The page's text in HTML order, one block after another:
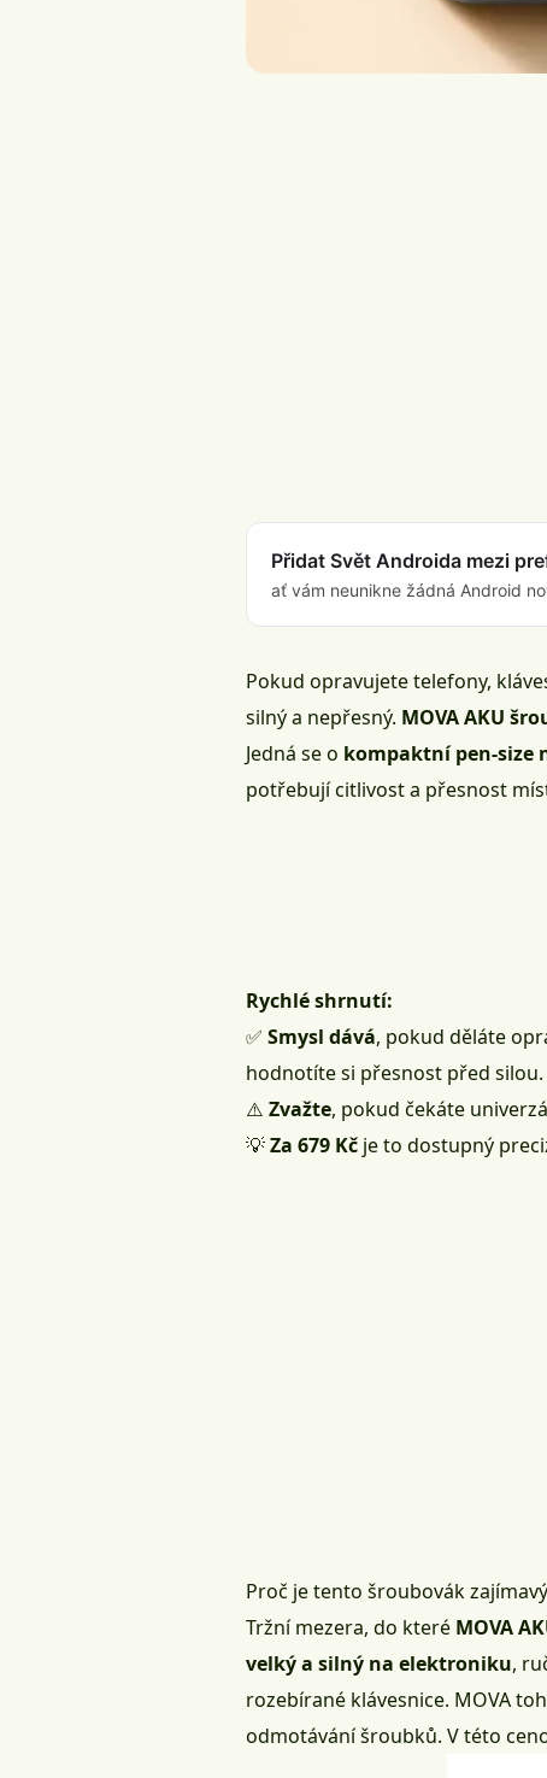
Přidat Svět Androida mezi
ať vám neunikne žádná Android
Pokud opravujete telefony,
silný a nepřesný. MOVA AKU
Jedná se o kompaktní pen-size
potřebují citlivost a přesnost
Rychlé shrnutí:
✅ Smysl dává, pokud děláte
hodnotíte si přesnost před silou.
⚠️ Zvažte, pokud čekáte
💡Za 679 Kč je to dostupný
Proč je tento šroubovák zajímavý
Tržní mezera, do které MOVA
velký a silný na elektroniku,
rozebírané klávesnice. MOVA
odmotávání šroubků. V této